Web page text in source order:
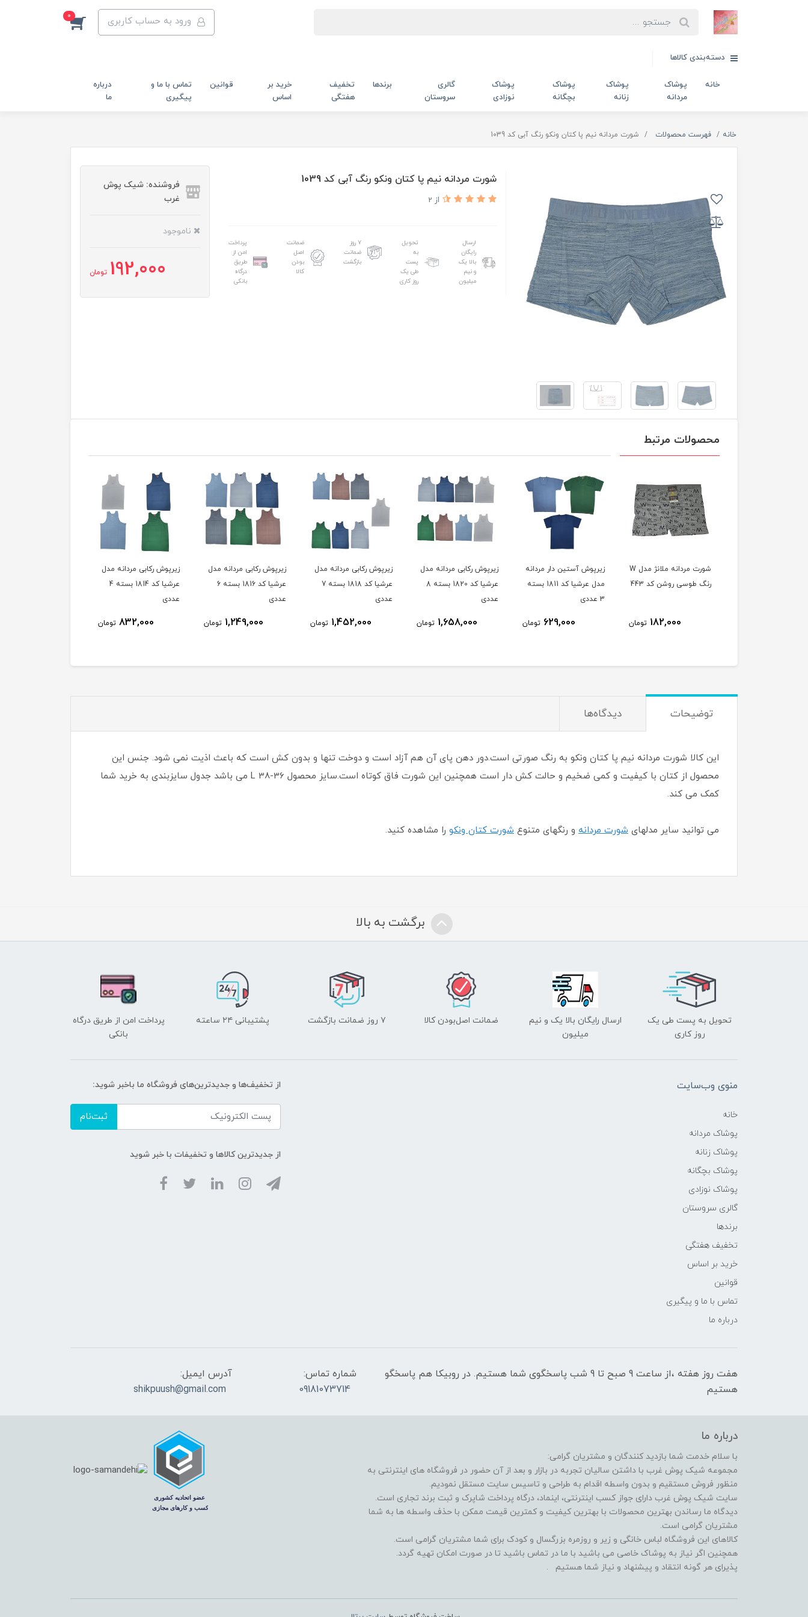
ورود به حساب کاربری 0
دسته‌بندی کالاها
خانه
پوشاک
مردانه
پوشاک
زنانه
پوشاک
بچگانه
پوشاک
نوزادی
گالری
سروستان
برندها
تخفیف
هفتگی
خرید بر
اساس
قوانین
تماس با ما و
پیگیری
درباره
ما
خانه فهرست محصولات شورت مردانه نیم پا کتان ونکو رنگ آبی کد 1039
شورت مردانه نیم پا کتان ونکو رنگ آبی کد 1039
از 2
ارسال
رایگان
بالا یک
و نیم
میلیون
تحویل
به
پست
طی یک
روز کاری
۷ روز
ضمانت
بازگشت
ضمانت
اصل
بودن
کالا
پرداخت
امن از
طریق
درگاه
بانکی
فروشنده: شیک پوش
غرب
ناموجود
192,000 تومان
محصولات مرتبط
شورت مردانه ملانژ مدل W
رنگ طوسی روشن کد 443
182,000 تومان
زیرپوش آستین دار مردانه
مدل عرشیا کد 1811 بسته
3 عددی
629,000 تومان
زیرپوش رکابی مردانه مدل
عرشیا کد 1820 بسته 8
عددی
1,658,000 تومان
زیرپوش رکابی مردانه مدل
عرشیا کد 1818 بسته 7
عددی
1,452,000 تومان
زیرپوش رکابی مردانه مدل
عرشیا کد 1816 بسته 6
عددی
1,249,000 تومان
زیرپوش رکابی مردانه مدل
عرشیا کد 1814 بسته 4
عددی
832,000 تومان
توضیحات دیدگاه‌ها
این کالا شورت مردانه نیم پا کتان ونکو به رنگ صورتی است.دور دهن پای آن هم آزاد است و دوخت تنها و بدون کش است که باعث اذیت نمی شود. جنس این
محصول از کتان با کیفیت و کمی ضخیم و حالت کش دار است همچنین این شورت فاق کوتاه است.سایز محصول 36-38 L می باشد جدول سایزبندی به خرید شما
کمک می کند.
می توانید سایر مدلهای شورت مردانه و رنگهای متنوع شورت کتان ونکو را مشاهده کنید.
برگشت به بالا
تحویل به پست طی یک
روز کاری
ارسال رایگان بالا یک و نیم
میلیون
ضمانت اصل‌بودن کالا ۷ روز ضمانت بازگشت پشتیبانی ۲۴ ساعته
پرداخت امن از طریق درگاه
بانکی
منوی وب‌سایت
خانه
پوشاک مردانه
پوشاک زنانه
پوشاک بچگانه
پوشاک نوزادی
گالری سروستان
برندها
تخفیف هفتگی
خرید بر اساس
قوانین
تماس با ما و پیگیری
درباره ما
از تخفیف‌ها و جدیدترین‌های فروشگاه ما باخبر شوید:
ثبت‌نام
از جدیدترین کالاها و تخفیفات با خبر شوید
هفت روز هفته ،از ساعت 9 صبح تا 9 شب پاسخگوی شما هستیم. در روبیکا هم پاسخگو
هستیم
شماره تماس:
09181073714
آدرس ایمیل:
shikpuush@gmail.com
درباره ما
با سلام خدمت شما بازدید کنندگان و مشتریان گرامی:
مجموعه شیک پوش غرب با داشتن سالیان تجربه در بازار و بعد از آن حضور در فروشگاه های اینترنتی به
منظور فروش مستقیم و بدون واسطه اقدام به طراحی و تاسیس سایت مستقل نمودیم.
سایت شیک پوش غرب دارای جواز کسب اینترنتی، اینماد، درگاه پرداخت شاپرک و ثبت برند تجاری است.
دیدگاه ما رساندن بهترین محصولات با بهترین کیفیت و کمترین قیمت ممکن با حذف واسطه ها به شما
مشتریان گرامی است.
کالاهای این فروشگاه لباس خانگی و زیر و روزمره بزرگسال و کودک برای شما مشتریان گرامی است.
همچنین اگر نیاز به پوشاک خاصی می باشید با ما در تماس باشید تا در صورت امکان تهیه گردد.
پذیرای هر گونه انتقاد و پیشنهاد و نیاز شما هستیم .